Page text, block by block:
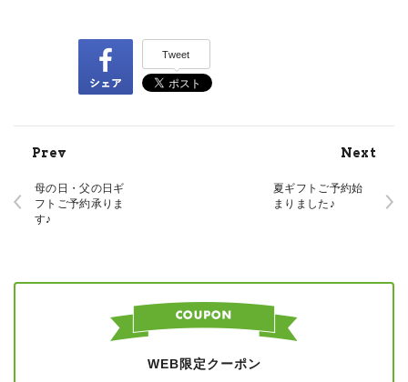
Tweet
夏ギフトご予約始
まりました♪
Next
母の日・父の日ギ
フトご予約承りま
す♪
Prev
WEB限定クーポン